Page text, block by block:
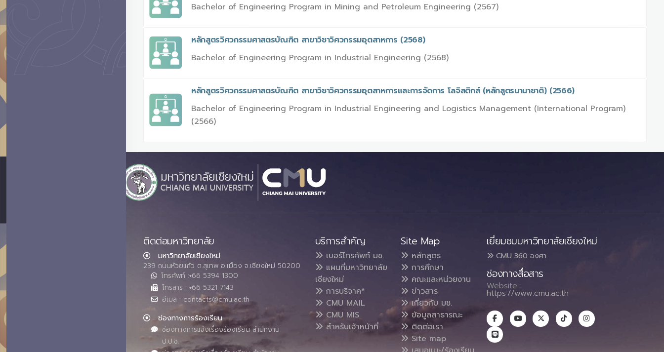
Bachelor of Engineering Program in Mining and Petroleum Engineering (2567)
หลักสูตรวิศวกรรมศาสตรบัณฑิต สาขาวิชาวิศวกรรมอุตสาหการ (2568)
Bachelor of Engineering Program in Industrial Engineering (2568)
หลักสูตรวิศวกรรมศาสตรบัณฑิต สาขาวิชาวิศวกรรมอุตสาหการและการจัดการ โลจิสติกส์ (หลักสูตรนานาชาติ) (2566)
Bachelor of Engineering Program in Industrial Engineering and Logistics Management (International Program)
(2566)
ติดต่อมหาวิทยาลัย
มหาวิทยาลัยเชียงใหม่
239 ถนนห้วยแก้ว ต.สุเทพ อ.เมือง จ.เชียงใหม่ 50200
โทรศัพท์ :+66 5394 1300
โทรสาร : +66 5321 7143
อีเมล : contacts@cmu.ac.th
ช่องทางการร้องเรียน
ช่องทางการแจ้งเรื่องร้องเรียน สำนักงาน
ป.ป.ช.
บริการสำคัญ
เบอร์โทรศัพท์ มช.
แผนที่มหาวิทยาลัย
เชียงใหม่
การบริจาค*
CMU MAIL
CMU MIS
สำหรับเจ้าหน้าที่
Site Map
หลักสูตร
การศึกษา
คณะและหน่วยงาน
ข่าวสาร
เกี่ยวกับ มช.
ข้อมูลสาธารณะ
ติดต่อเรา
Site map
เยี่ยมชมมหาวิทยาลัยเชียงใหม่
CMU 360 องศา
ช่องทางสื่อสาร
Website :
https://www.cmu.ac.th